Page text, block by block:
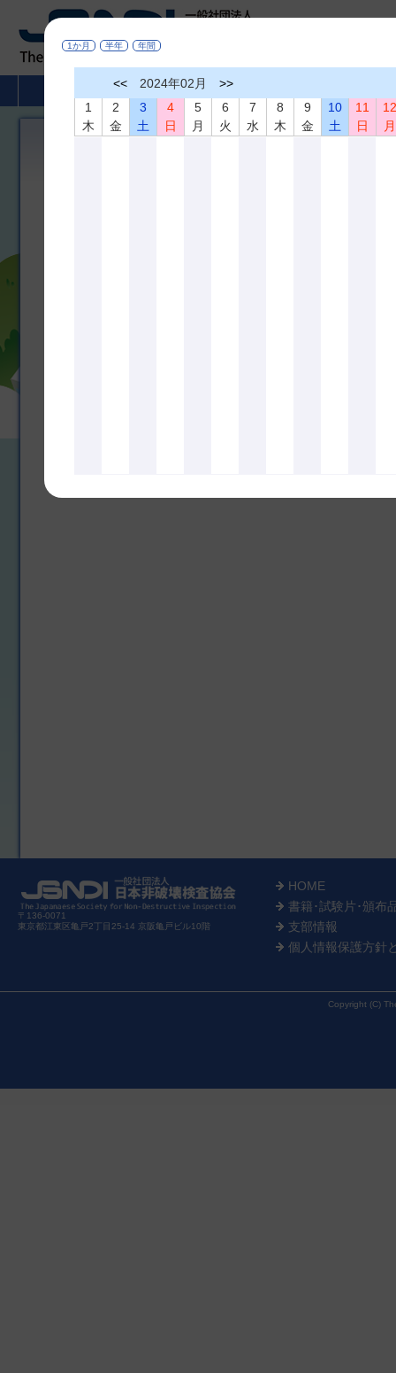
非破壊検査とは
〒136-0071
東京都江東区亀戸2丁目25-14 京阪亀戸ビル10階
HOME
書籍･試験片･頒布
支部情報
個人情報保護方針
Copyright (C)
1か月 半年 年間
<< 2024年02月
>>
1
木
2
金
3
土
4
日
5
月
6
火
7
水
8
木
9
金
10
土
11
日
月